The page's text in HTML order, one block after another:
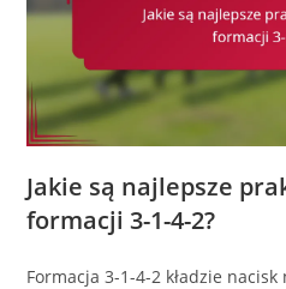
Jakie są najlepsze
formacji 3-1-4-2?
Formacja 3-1-4-2 kładzie